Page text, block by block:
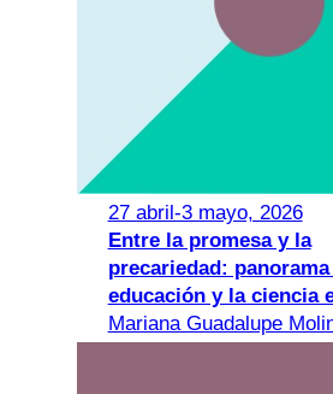
27 abril-3 mayo, 2026
Entre la promesa y la
precariedad:
educación y la ciencia
Mariana Guadalupe